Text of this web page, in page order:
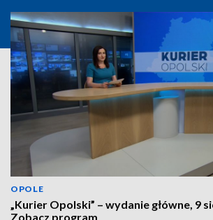
OPOLE
„Kurier Opolski” – wydanie główne, 9
Zobacz program